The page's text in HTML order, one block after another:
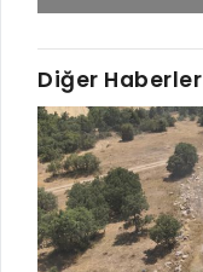
Diğer Haberler